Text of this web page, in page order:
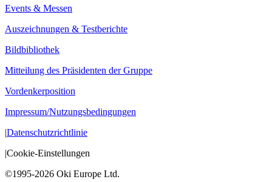
Events & Messen
Auszeichnungen & Testberichte
Bildbibliothek
Mitteilung des Präsidenten der Gruppe
Vordenkerposition
Impressum/Nutzungsbedingungen
|Datenschutzrichtlinie
|Cookie-Einstellungen
©1995-2026 Oki Europe Ltd.